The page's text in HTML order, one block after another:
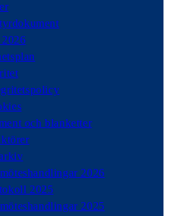
och blanketter
2026
2025
2025